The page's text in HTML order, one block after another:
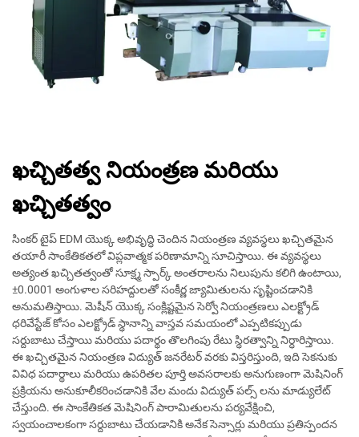
ఖచ్చితత్వ నియంత్రణ మరియు
ఖచ్చితత్వం
సింకర్ టైప్ EDM యొక్క అభివృద్ధి చెందిన నియంత్రణ వ్యవస్థలు ఖచ్చితమైన
తయారీ సాంకేతికతలో విప్లవాత్మక పరిణామాన్ని సూచిస్తాయి. ఈ వ్యవస్థలు
అత్యంత ఖచ్చితత్వంతో సూక్ష్మ స్పార్క్ అంతరాలను నిలుపును కలిగి ఉంటాయి,
±0.0001 అంగుళాల సరిహద్దులతో సంకీర్ణ జ్యామితులను సృష్టించడానికి
అనుమతిస్తాయి. మెషీన్ యొక్క సంక్లిష్టమైన సెర్వో నియంత్రణలు ఎలక్ట్రోడ్
ధరివేస్టేజ్ కోసం ఎలక్ట్రోడ్ స్థానాన్ని వాస్తవ సమయంలో ఎప్పటికప్పుడు
సర్దుబాటు చేస్తాయి మరియు పదార్థం తొలగింపు రేటు స్థిరత్వాన్ని నిర్ధారిస్తాయి.
ఈ ఖచ్చితమైన నియంత్రణ విద్యుత్ జనరేటర్ వరకు విస్తరిస్తుంది, ఇది సెకనుకు
వివిధ పదార్థాలు మరియు ఉపరితల పూర్తి అవసరాలకు అనుగుణంగా మెషినింగ్
ప్రక్రియను అనుకూలీకరించడానికి వేల మందు విద్యుత్ పల్స్ లను మాడ్యులేట్
చేస్తుంది. ఈ సాంకేతికత మెషినింగ్ పారామితులను పర్యవేక్షించి,
స్వయంచాలకంగా సర్దుబాటు చేయడానికి అనేక సెన్సార్లు మరియు ప్రతిస్పందన